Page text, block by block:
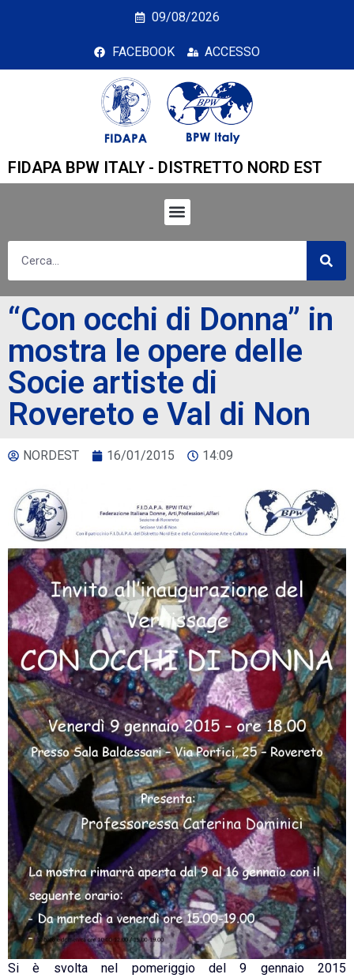
“Con occhi di Donna”
09/08/2026
FACEBOOK ACCESSO
FIDAPA BPW ITALY - DISTRETTO NORD EST
“Con occhi di Donna” in
mostra le opere delle
Socie artiste di
Rovereto e Val di Non
NORDEST 16/01/2015 14:09
Si è svolta nel pomeriggio del 9 gennaio 2015